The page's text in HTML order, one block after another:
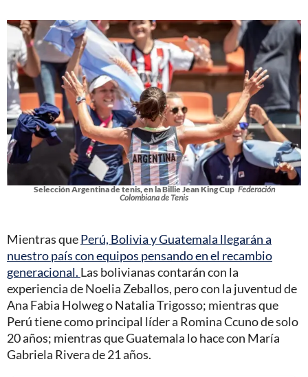
Selección Argentina de tenis, en la Billie Jean King Cup Federación
Colombiana de Tenis
Mientras quePerú, Bolivia y Guatemala llegarán a
nuestro país con equipos pensando en el recambio
generacional. Las bolivianas contarán con la
experiencia de Noelia Zeballos, pero con la juventud de
Ana Fabia Holweg o Natalia Trigosso; mientras que
Perú tiene como principal líder a Romina Ccuno de solo
20 años; mientras que Guatemala lo hace con María
Gabriela Rivera de 21 años.